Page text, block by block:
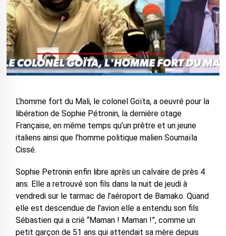
L’homme fort du Mali, le colonel Goïta, a oeuvré pour la
libération de Sophie Pétronin, la dernière otage
Française, en même temps qu’un prêtre et un jeune
italiens ainsi que l’homme politique malien Soumaïla
Cissé.
Sophie Petronin enfin libre après un calvaire de près 4
ans. Elle a retrouvé son fils dans la nuit de jeudi à
vendredi sur le tarmac de l’aéroport de Bamako. Quand
elle est descendue de l’avion elle a entendu son fils
Sébastien qui a crié “Maman ! Maman !”, comme un
petit garçon de 51 ans qui attendait sa mère depuis